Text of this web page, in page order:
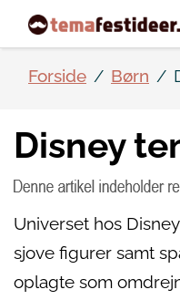
Forside Børn
Disney
Universet hos
sjove figurer samt
oplagte som